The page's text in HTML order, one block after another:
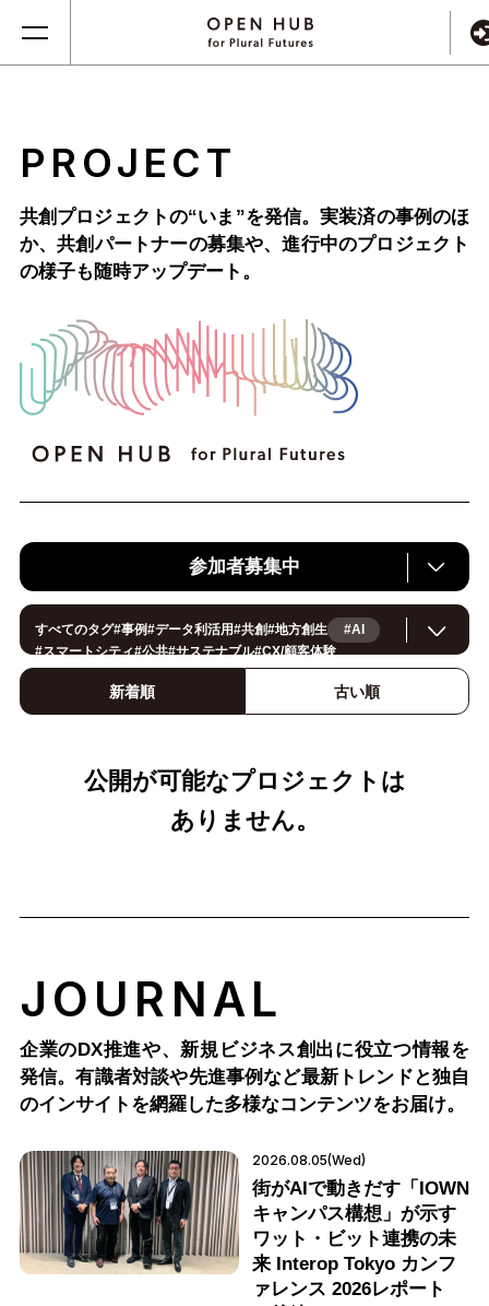
PROJECT
共創プロジェクトの“いま”を発信。実装済の事例のほ
か、共創パートナーの募集や、進行中のプロジェクト
の様子も随時アップデート。
参加者募集中
すべてのタグ#事例#データ利活用#共創#地方創生
#AI
#スマートシティ#公共#サステナブル#CX/顧客体験
#ヘルスケア#環境・エネルギー#働き方改革
イノベーション#IoT
スマートファクトリー
新着順 古い順
公開が可能なプロジェクトは
ありません。
JOURNAL
企業のDX推進や、新規ビジネス創出に役立つ情報を
発信。有識者対談や先進事例など最新トレンドと独自
のインサイトを網羅した多様なコンテンツをお届け。
2026.08.05(Wed)
街がAIで動きだす「IOWN
キャンパス構想」が示す
ワット・ビット連携の未
来 Interop Tokyo カンフ
ァレンス 2026レポート